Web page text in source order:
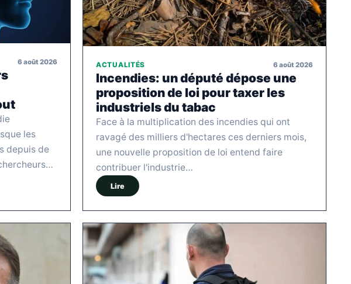
6 août 2026
les
depuis de
ACTUALITÉS 6 août 2026
Incendies: un député dépose une
proposition de loi pour taxer les
industriels du tabac
Face à la multiplication des incendies qui ont
ravagé des milliers d'hectares ces derniers mois,
une nouvelle proposition de loi entend faire
contribuer l'industrie…
Lire